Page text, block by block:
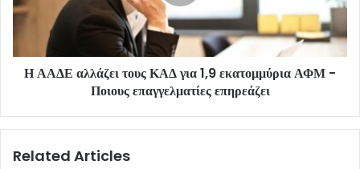
Η ΑΑΔΕ αλλάζει τους ΚΑΔ για 1,9 εκατομμύρια ΑΦΜ -
Ποιους επαγγελματίες επηρεάζει
Related Articles